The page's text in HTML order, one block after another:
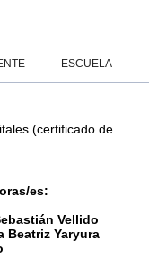
ESCUELA
(certificado de
es:
Vellido
Beatriz Yaryura